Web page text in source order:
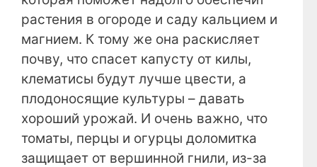
растения в огороде и саду кальцием и
магнием. К тому же она раскисляет
почву, что спасет капусту от килы,
клематисы будут лучше цвести, а
плодоносящие культуры – давать
хороший урожай. И очень важно, что
томаты, перцы и огурцы доломитка
защищает от вершинной гнили, из-за